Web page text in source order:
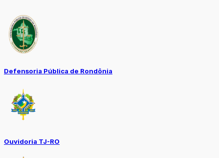
Defensoria Pública de Rondônia
Ouvidoria TJ-RO